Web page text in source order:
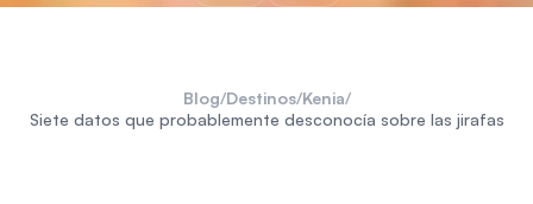
Blog/Destinos/Kenia/
Siete datos que probablemente desconocía sobre las jirafas